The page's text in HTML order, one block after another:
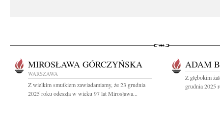
MIROSŁAWA GÓRCZYŃSKA
WARSZAWA
Z wielkim smutkiem zawiadamiamy, że 23 grudnia
2025 roku odeszła w wieku 97 lat Mirosława...
ADAM
Z głębokim
grudnia 2025